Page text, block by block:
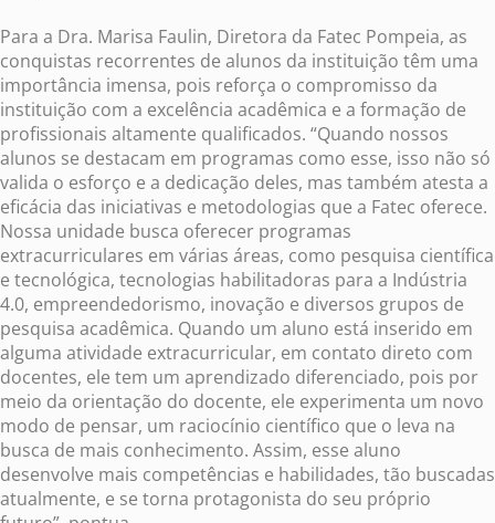
Para a Dra. Marisa Faulin, Diretora da Fatec Pompeia, as
conquistas recorrentes de alunos da instituição têm uma
importância imensa, pois reforça o compromisso da
instituição com a excelência acadêmica e a formação de
profissionais altamente qualificados. “Quando nossos
alunos se destacam em programas como esse, isso não só
valida o esforço e a dedicação deles, mas também atesta a
eficácia das iniciativas e metodologias que a Fatec oferece.
Nossa unidade busca oferecer programas
extracurriculares em várias áreas, como pesquisa científica
e tecnológica, tecnologias habilitadoras para a Indústria
4.0, empreendedorismo, inovação e diversos grupos de
pesquisa acadêmica. Quando um aluno está inserido em
alguma atividade extracurricular, em contato direto com
docentes, ele tem um aprendizado diferenciado, pois por
meio da orientação do docente, ele experimenta um novo
modo de pensar, um raciocínio científico que o leva na
busca de mais conhecimento. Assim, esse aluno
desenvolve mais competências e habilidades, tão buscadas
atualmente, e se torna protagonista do seu próprio